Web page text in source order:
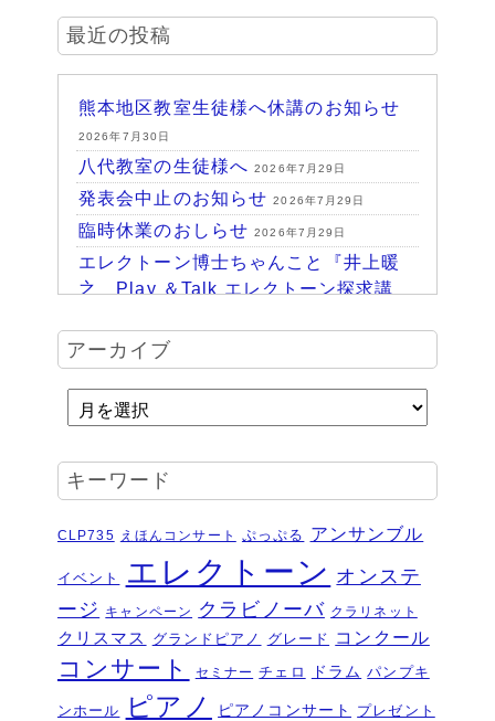
最近の投稿
熊本地区教室生徒様へ休講のお知らせ
2026年7月30日
八代教室の生徒様へ 2026年7月29日
発表会中止のお知らせ 2026年7月29日
臨時休業のおしらせ 2026年7月29日
エレクトーン博士ちゃんこと『井上暖
之 Play ＆Talk エレクトーン探求講
ハッピーパーク終了♪
よう！未来につながるワクワク体験
受賞結果 ヤマハエレクトーンフェス
ティバル ソロ
夏のおトクなキャンペーン・・・その
夏のおトクなキャンペーン・・・その
１
2026年6月11日
ピアノを購入するなら今！『ひと足早
いサマーセール』6/14～7/12
2026年6月7
アーカイブ
キーワード
CLP735 えほんコンサート ぷっぷる アンサンブル
イベント エレクトーン オンステ
ージ
キャンペーン クラビノーバ クラリネット
クリスマス グランドピアノ グレード コンクール
コンサート セミナー チェロ ドラム パンプキ
ンホール ピアノ ピアノコンサート プレゼント